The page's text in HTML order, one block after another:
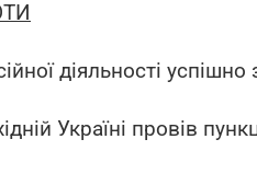
діяльності
Україні провів